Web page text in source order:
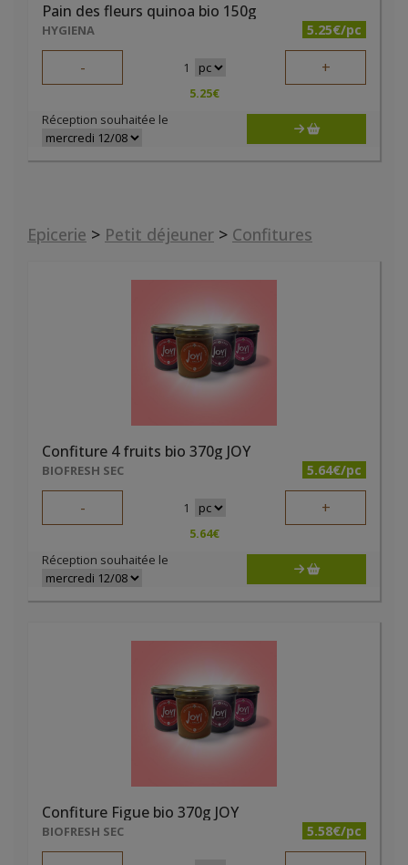
Pain des fleurs quinoa bio 150g
HYGIENA 5.25€/pc
- 1 +
5.25€
Réception souhaitée le
Epicerie > Petit déjeuner > Confitures
Confiture 4 fruits bio 370g JOY
BIOFRESH SEC 5.64€/pc
- 1 +
5.64€
Réception souhaitée le
Confiture Figue bio 370g JOY
BIOFRESH SEC 5.58€/pc